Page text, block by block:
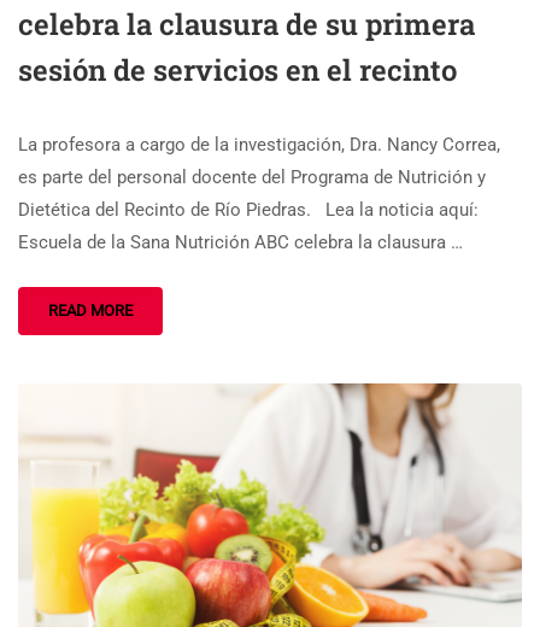
celebra la clausura de su primera
sesión de servicios en el recinto
La profesora a cargo de la investigación, Dra. Nancy Correa,
es parte del personal docente del Programa de Nutrición y
Dietética del Recinto de Río Piedras. Lea la noticia aquí:
Escuela de la Sana Nutrición ABC celebra la clausura …
READ MORE